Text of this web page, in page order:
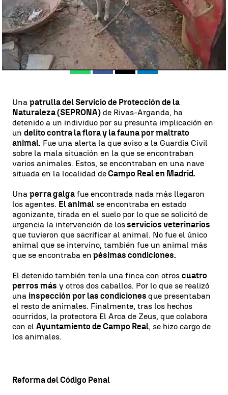
Nacho Soriano Madrid
Publicado:12 de mayo de 2023, 18:50
WhatsappFacebook
X Linkedin
Una patrulla del Servicio de Protección de la
Naturaleza (SEPRONA) de Rivas-Arganda, ha
detenido a un individuo por su presunta implicación en
un delito contra la flora y la fauna por maltrato
animal. Fue una alerta la que aviso a la Guardia Civil
sobre la mala situación en la que se encontraban
varios animales. Estos, se encontraban en una nave
situada en la localidad deCampo Real en Madrid.
Una perra galga fue encontrada nada más llegaron
los agentes. El animal se encontraba en estado
agonizante, tirada en el suelo por lo que se solicitó de
urgencia la intervención de losservicios veterinarios
que tuvieron que sacrificar al animal. No fue el único
animal que se intervino, también fue un animal más
que se encontraba en pésimas condiciones.
El detenido también tenía una finca con otros cuatro
perros más y otros dos caballos. Por lo que se realizó
una inspección por las condiciones que presentaban
el resto de animales. Finalmente, tras los hechos
ocurridos, la protectora El Arca de Zeus, que colabora
con el Ayuntamiento de Campo Real, se hizo cargo de
los animales.
Reforma del Código Penal